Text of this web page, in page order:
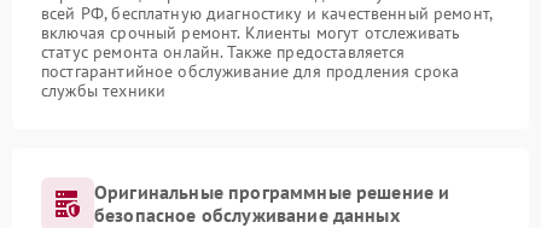
всей РФ, бесплатную диагностику и качественный ремонт,
включая срочный ремонт. Клиенты могут отслеживать
статус ремонта онлайн. Также предоставляется
постгарантийное обслуживание для продления срока
службы техники
Оригинальные программные решение и
безопасное обслуживание данных